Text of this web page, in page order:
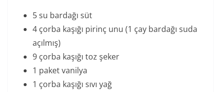
5 su bardağı süt
4 çorba kaşığı pirinç unu (1 çay bardağı suda
açılmış)
9 çorba kaşığı toz şeker
1 paket vanilya
1 çorba kaşığı sıvı yağ